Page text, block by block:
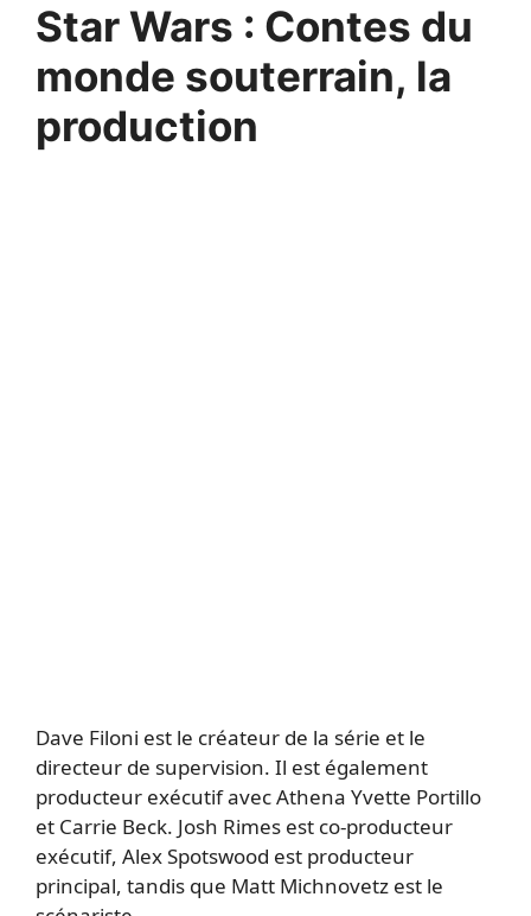
Star Wars : Contes du
monde souterrain, la
production
Dave Filoni est le créateur de la série et le
directeur de supervision. Il est également
producteur exécutif avec Athena Yvette Portillo
et Carrie Beck. Josh Rimes est co-producteur
exécutif, Alex Spotswood est producteur
principal, tandis que Matt Michnovetz est le